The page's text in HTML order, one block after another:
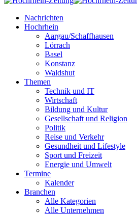
Nachrichten
Hochrhein
Aargau/Schaffhausen
Lörrach
Basel
Konstanz
Waldshut
Themen
Technik und IT
Wirtschaft
Bildung und Kultur
Gesellschaft und Religion
Politik
Reise und Verkehr
Gesundheit und Lifestyle
Sport und Freizeit
Energie und Umwelt
Termine
Kalender
Branchen
Alle Kategorien
Alle Unternehmen